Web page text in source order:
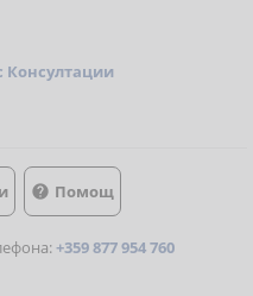
Консултации
 Помощ
+359 877 954 760